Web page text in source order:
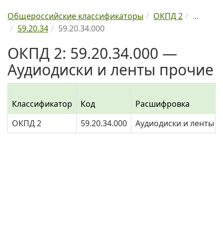
Общероссийские классификаторы ОКПД 2
...
59.20.34
59.20.34.000
ОКПД 2: 59.20.34.000 —
Аудиодиски и ленты прочие
Классификатор Код
Расшифровка
ОКПД 2
59.20.34.000 Аудиодиски и ленты